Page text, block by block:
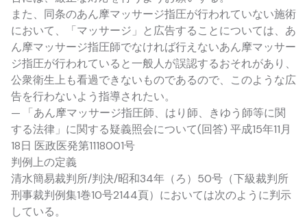
また、同条のあん摩マッサージ指圧が行われていない施術
において、「マッサージ」と広告することについては、あ
ん摩マッサージ指圧師でなければ行えないあん摩マッサー
ジ指圧が行われていると一般人が誤認するおそれがあり、
公衆衛生上も看過できないものであるので、このような広
告を行わないよう指導されたい。
— 「あん摩マッサージ指圧師、はり師、きゆう師等に関
する法律」に関する疑義照会について(回答) 平成15年11月
18日 医政医発第1118001号
判例上の定義
清水簡易裁判所/判決/昭和34年（ろ）50号（下級裁判所
刑事裁判例集1巻10号2144頁）においては次のように判示
している。